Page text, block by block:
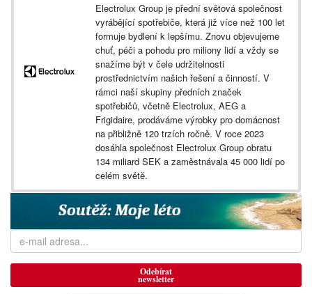
Electrolux Group je přední světová společnost
vyrábějící spotřebiče, která již více než 100 let
formuje bydlení k lepšímu. Znovu objevujeme
chuť, péči a pohodu pro miliony lidí a vždy se
snažíme být v čele udržitelnosti
prostřednictvím našich řešení a činností. V
rámci naší skupiny předních značek
spotřebičů, včetně Electrolux, AEG a
Frigidaire, prodáváme výrobky pro domácnost
na přibližně 120 trzích ročně. V roce 2023
dosáhla společnost Electrolux Group obratu
134 miliard SEK a zaměstnávala 45 000 lidí po
celém světě.
Odebírat
newsletter